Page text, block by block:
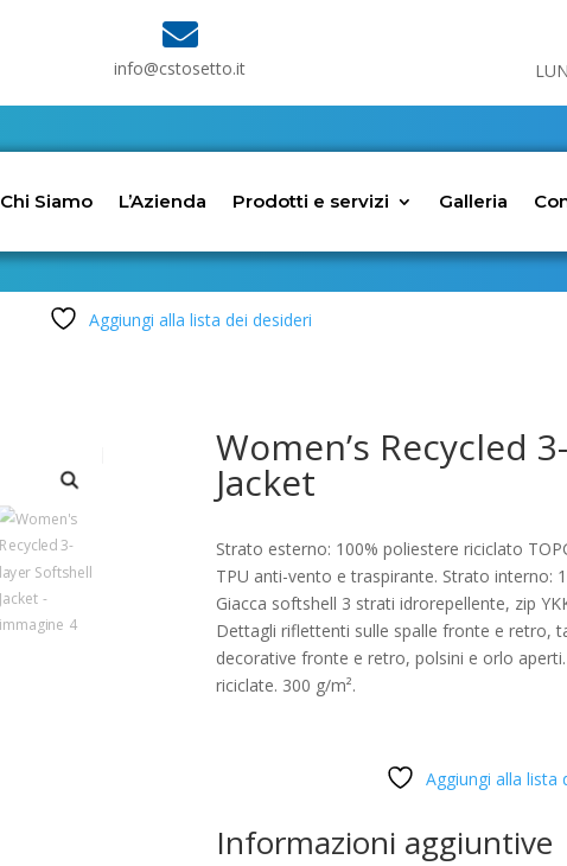

info@cstosetto.it
Chi Siamo L’Azienda Prodotti e servizi Galleria
Aggiungi alla lista dei desideri
Women’s Recycled
Jacket
Strato esterno: 100% poliestere riciclato
TPU anti-vento e traspirante. Strato interno:
Giacca softshell 3 strati idrorepellente, zip
Dettagli riflettenti sulle spalle fronte e retro,
decorative fronte e retro, polsini e orlo
riciclate. 300 g/m².
Aggiungi alla lista
Informazioni aggiuntive